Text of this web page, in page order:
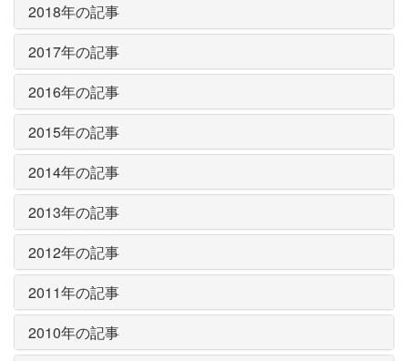
2018年の記事
2017年の記事
2016年の記事
2015年の記事
2014年の記事
2013年の記事
2012年の記事
2011年の記事
2010年の記事